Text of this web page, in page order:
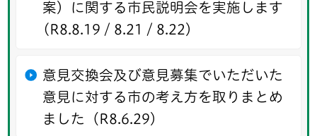
案）に関する市民説明会を実施します
(R8.8.19 / 8.21 / 8.22）
意見交換会及び意見募集でいただいた
意見に対する市の考え方を取りまとめ
ました（R8.6.29）